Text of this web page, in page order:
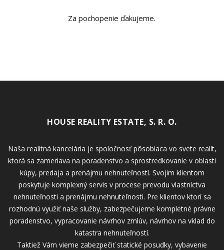
Za pochopenie ďakujeme.
HOUSE REALITY ESTATE, S. R. O.
Naša realitná kancelária je spoločnosť pôsobiaca vo svete realít,
ktorá sa zameriava na poradenstvo a sprostredkovanie v oblasti
kúpy, predaja a prenájmu nehnuteľností. Svojim klientom
poskytuje komplexný servis v procese prevodu vlastníctva
nehnuteľnosti a prenájmu nehnuteľnosti. Pre klientov ktorí sa
rozhodnú využiť naše služby, zabezpečujeme kompletné právne
poradenstvo, vypracovanie návrhov zmlúv, návrhov na vklad do
katastra nehnuteľností.
Taktiež Vám vieme zabezpečiť statické posudky, vybavenie